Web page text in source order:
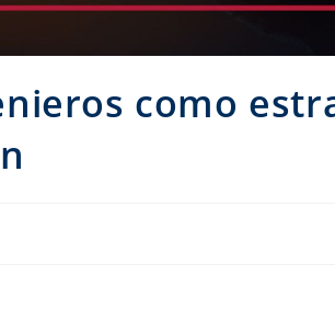
como